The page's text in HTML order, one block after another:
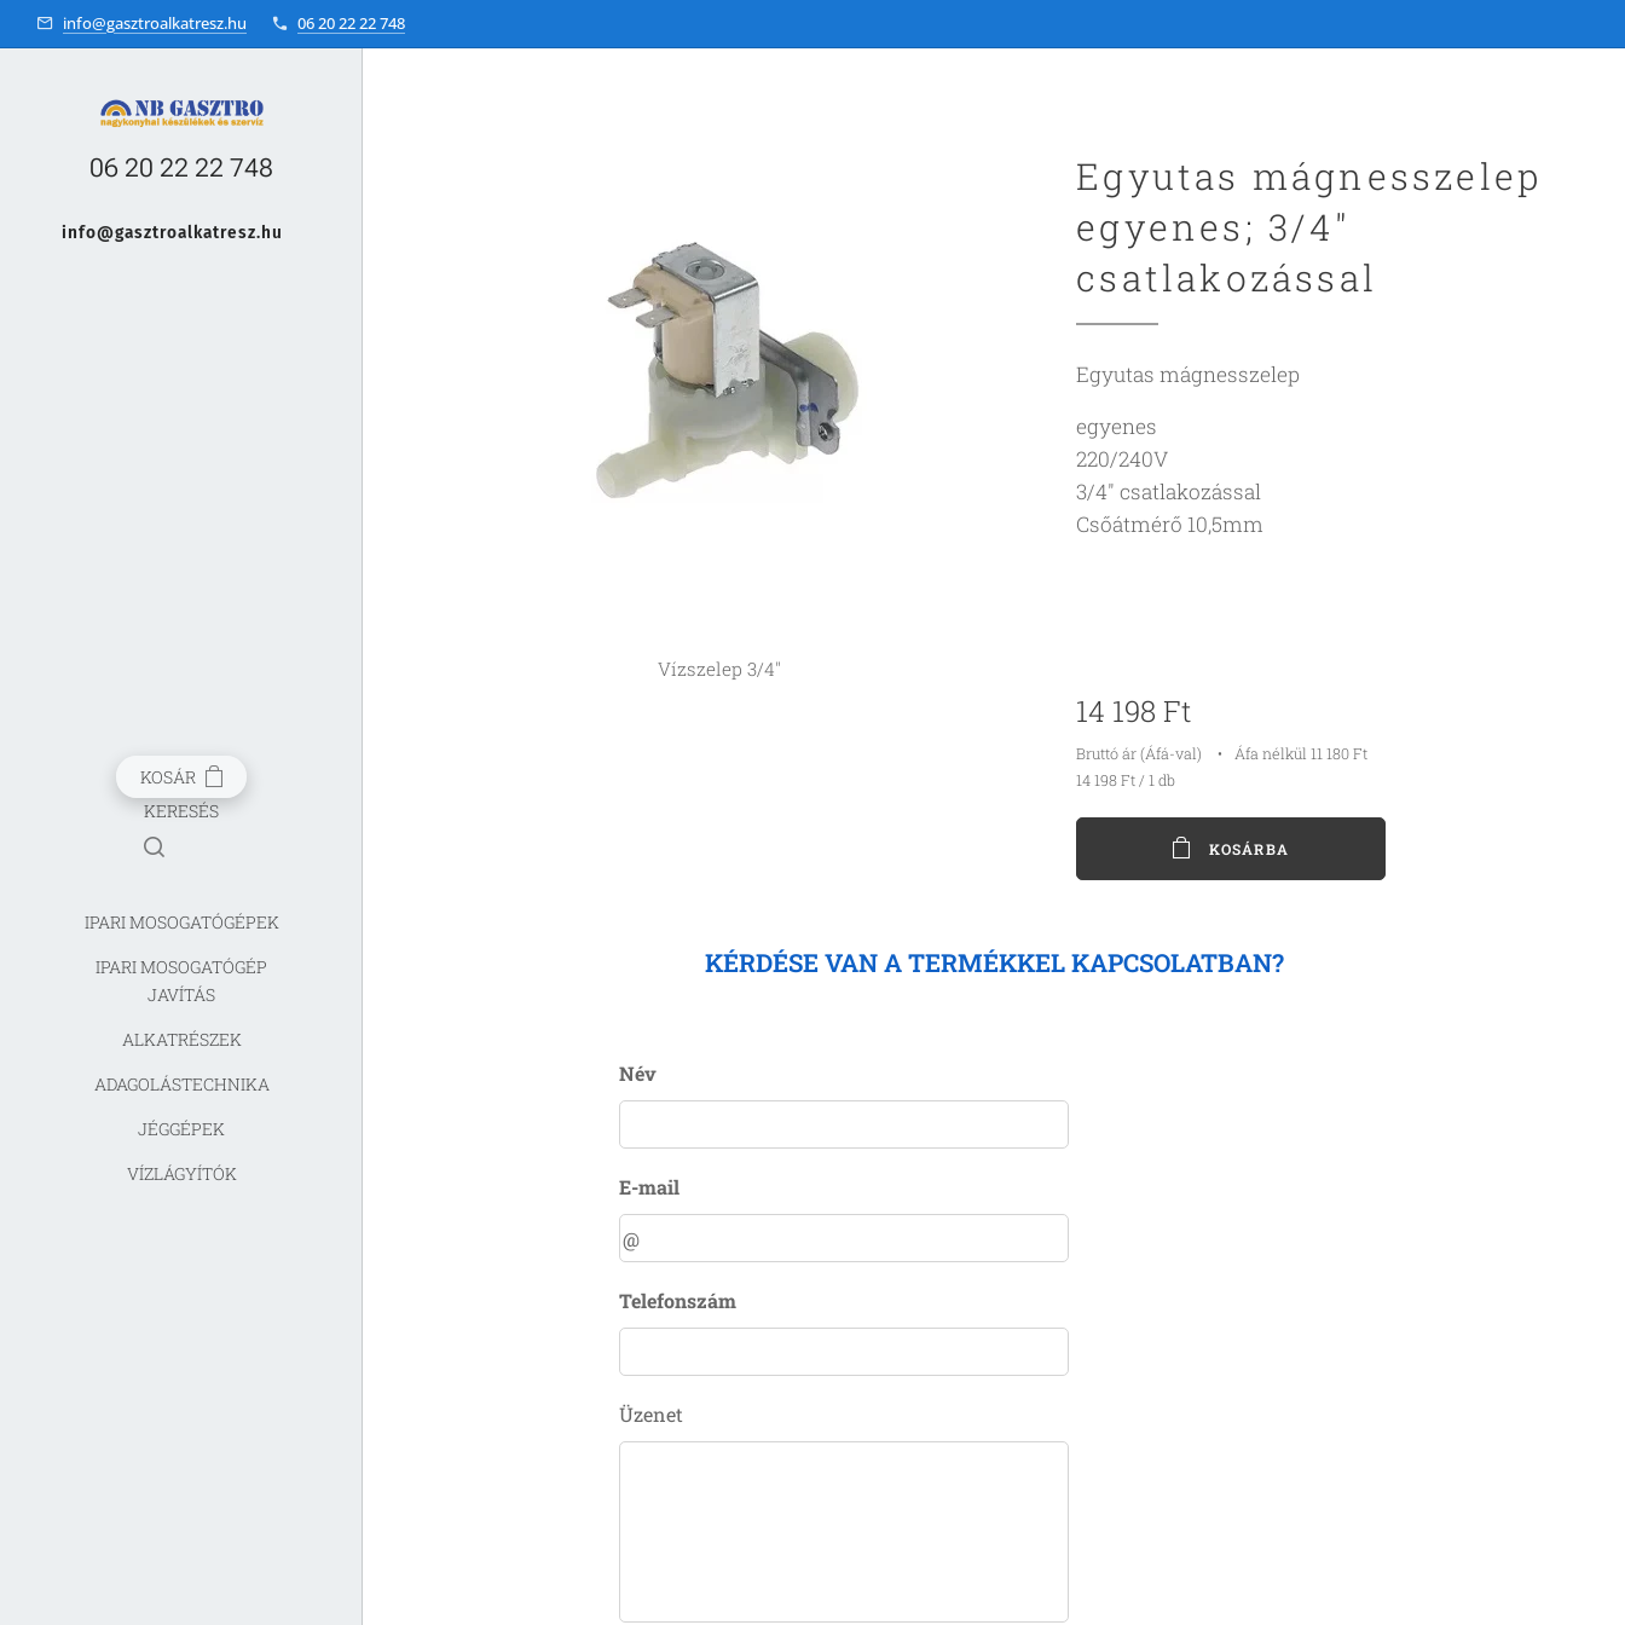
info@gasztroalkatresz.hu 06 20 22 22 748
06 20 22 22 748
info@gasztroalkatresz.hu
KOSÁR
KERESÉS
IPARI MOSOGATÓGÉPEK
IPARI MOSOGATÓGÉP
JAVÍTÁS
ALKATRÉSZEK
ADAGOLÁSTECHNIKA
JÉGGÉPEK
VÍZLÁGYÍTÓK
Egyutas mágnesszelep
egyenes; 3/4"
csatlakozással
Vízszelep 3/4"
Egyutas mágnesszelep
egyenes
220/240V
3/4" csatlakozással
Csőátmérő 10,5mm
14 198 Ft
Bruttó ár (Áfá-val)
Áfa nélkül 11 180 Ft
14 198 Ft / 1 db
KOSÁRBA
KÉRDÉSE VAN A TERMÉKKEL KAPCSOLATBAN?
Név
E-mail
Telefonszám
Üzenet